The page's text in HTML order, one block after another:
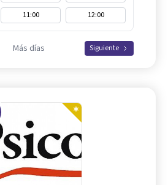
11:00 12:00
Más días Siguiente